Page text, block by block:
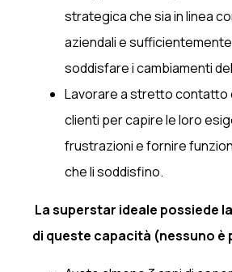
strategica che sia in linea
aziendali e
soddisfare i cambiamenti
Lavorare a stretto contatto
clienti per capire le loro
frustrazioni e fornire
che li soddisfino.
La superstar ideale possiede
di queste capacità (nessuno